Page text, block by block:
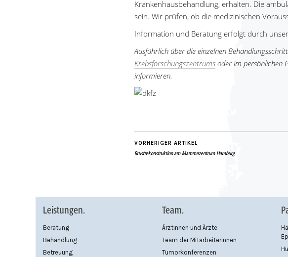
Krankenhausbehandlung, erhalten. Die
sein. Wir prüfen, ob die medizinischen
Information und Beratung erfolgt durch
Ausführlich über die einzelnen
Krebsforschungszentrums oder im persönlichen
informieren.
VORHERIGER ARTIKEL
Brustrekonstruktion am Mammazentrum Hamburg
Leistungen.
Beratung
Behandlung
Betreuung
Team.
Ärztinnen und Ärzte
Team der Mitarbeiterinnen
Tumorkonferenzen